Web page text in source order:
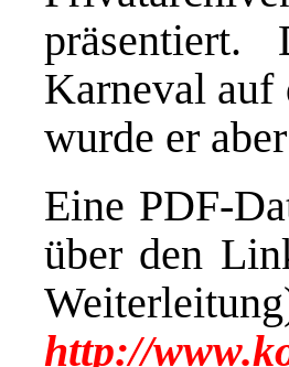
Karneval auf
wurde er
Eine PDF-
über den
http://